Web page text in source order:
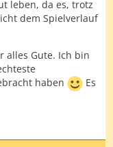
bei den Doppeln
nicht erst auf
war mehr
Pfeile und
Ich wurde mit
und habe den
ich hier nichts
heisst es
leben, da es, trotz
dem Spielverlauf
alles Gute. Ich bin
haben
Es